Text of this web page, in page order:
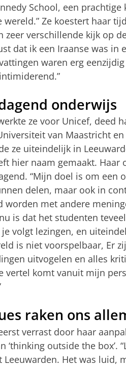
School, een
Ze koestert haar
zeer verschillende kijk op
dat ik een Iraanse was in
waren erg
onderwijs
ze voor Unicef, deed
van Maastricht
ze uiteindelijk in
hier naam gemaakt. Haar
“Mijn doel is om een
delen, maar ook in
worden met andere
is dat het studenten
volgt lezingen, en
is niet voorspelbaar, Er
uitvogelen en alles
vertel komt vanuit mijn
raken ons
verrast door haar
‘thinking outside the box’.
Het was luid,